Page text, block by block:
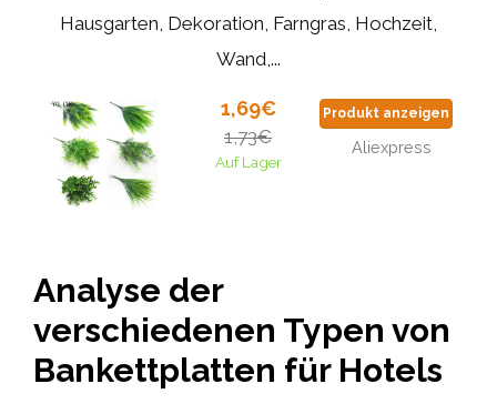
Hausgarten, Dekoration, Farngras, Hochzeit,
Wand,...
1,69€
1,73€
Auf Lager
Produkt anzeigen
Aliexpress
Analyse der
verschiedenen Typen von
Bankettplatten für Hotels